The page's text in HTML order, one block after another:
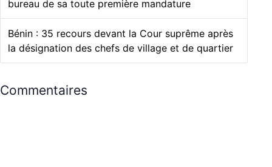
bureau de sa toute première mandature
Bénin : 35 recours devant la Cour suprême après
la désignation des chefs de village et de quartier
Commentaires